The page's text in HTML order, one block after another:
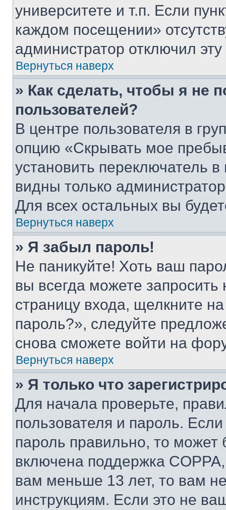
университете и т.п. Если
каждом посещении»
администратор отключил
Вернуться наверх
» Как сделать, чтобы я не
пользователей?
В центре пользователя в
опцию «Скрывать мое
установить переключатель
видны только
Для всех остальных вы
Вернуться наверх
» Я забыл пароль!
Не паникуйте! Хоть ваш
вы всегда можете
страницу входа, щелкните
пароль?», следуйте
снова сможете войти на
Вернуться наверх
» Я только что
Для начала проверьте,
пользователя и пароль.
пароль правильно, то может
включена поддержка
вам меньше 13 лет, то вам
инструкциям. Если это не